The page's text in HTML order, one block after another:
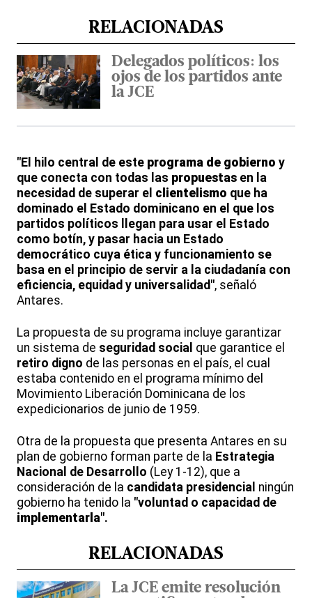
RELACIONADAS
Delegados políticos: los
ojos de los partidos ante
la JCE
"El hilo central de este programa de gobierno y
que conecta con todas las propuestas en la
necesidad de superar el clientelismo que ha
dominado el Estado dominicano en el que los
partidos políticos llegan para usar el Estado
como botín, y pasar hacia un Estado
democrático cuya ética y funcionamiento se
basa en el principio de servir a la ciudadanía con
eficiencia, equidad y universalidad", señaló
Antares.
La propuesta de su programa incluye garantizar
un sistema de seguridad social que garantice el
retiro digno de las personas en el país, el cual
estaba contenido en el programa mínimo del
Movimiento Liberación Dominicana de los
expedicionarios de junio de 1959.
Otra de la propuesta que presenta Antares en su
plan de gobierno forman parte de la Estrategia
Nacional de Desarrollo (Ley 1-12), que a
consideración de la candidata presidencial ningún
gobierno ha tenido la "voluntad o capacidad de
implementarla".
RELACIONADAS
La JCE emite resolución